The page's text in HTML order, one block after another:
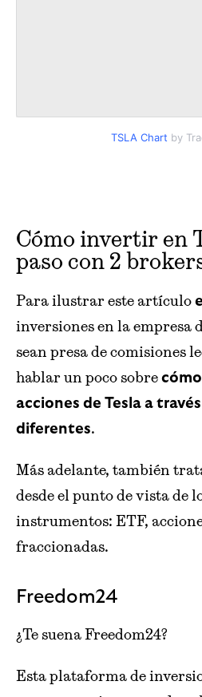
TSLA Chart by
Cómo invertir en
paso con 2
Para ilustrar este artículo
inversiones en la empresa
sean presa de comisiones
hablar un poco sobre
acciones de Tesla a
diferentes.
Más adelante, también
desde el punto de vista de
instrumentos: ETF,
fraccionadas.
Freedom24
¿Te suena Freedom24?
Esta plataforma de